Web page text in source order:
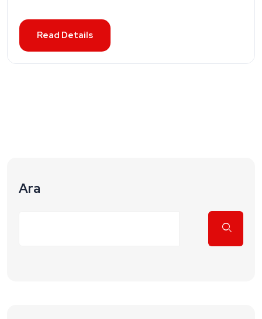
Read Details
Ara